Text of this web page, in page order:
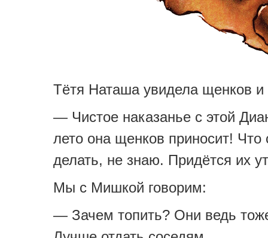
Тётя Наташа увидела щенков и
— Чистое наказанье с этой
лето она щенков приносит! Что
делать, не знаю. Придётся их
Мы с Мишкой говорим:
— Зачем топить? Они ведь